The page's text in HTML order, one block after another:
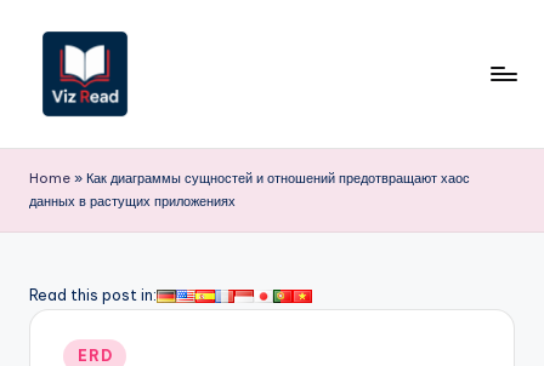
Перейти
содержимому
iz
R
a
Home » Как диаграммы сущностей и отношений предотвращают хаос
данных в растущих приложениях
Read this post in:
Опубликовано
ERD